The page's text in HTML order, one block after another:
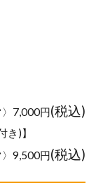
〉7,000円(税込)
き)】
〉9,500円(税込)